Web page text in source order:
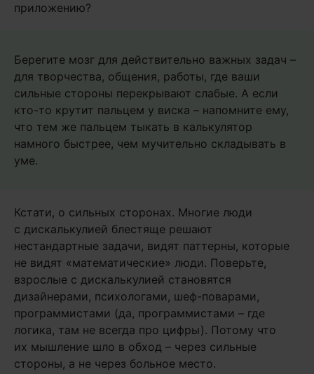
приложению?
Берегите мозг для действительно важных задач –
для творчества, общения, работы, где ваши
сильные стороны перекрывают слабые. А если
кто-то крутит пальцем у виска – напомните ему,
что тем же пальцем тыкать в калькулятор
намного быстрее, чем мучительно складывать в
уме.
Кстати, о сильных сторонах. Многие люди
с дискалькулией блестяще решают
нестандартные задачи, видят паттерны, которые
не видят «математические» люди. Поверьте,
взрослые с дискалькулией становятся
дизайнерами, психологами, шеф-поварами,
программистами (да, программистами – где
логика, там не всегда про цифры). Потому что
их мышление шло в обход – через сильные
стороны, а не через больное место.